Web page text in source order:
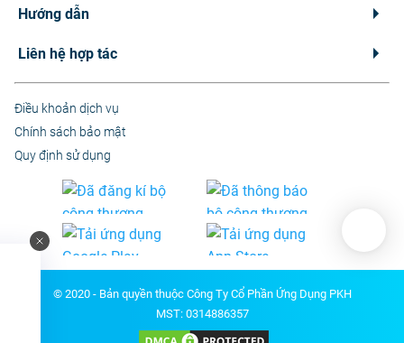
Hướng dẫn
Liên hệ hợp tác
Điều khoản dịch vụ
Chính sách bảo mật
Quy định sử dụng
© 2020 - Bản quyền thuộc Công Ty Cổ Phần Ứng Dụng PKH
MST: 0314886357